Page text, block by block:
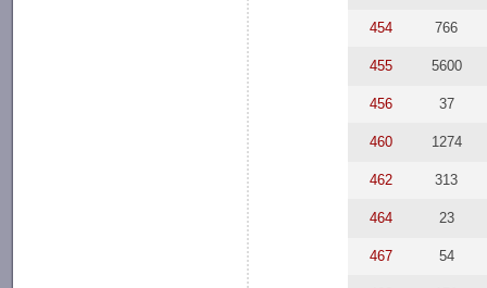
454 766
455 5600
456 37
460 1274
462 313
464 23
467 54